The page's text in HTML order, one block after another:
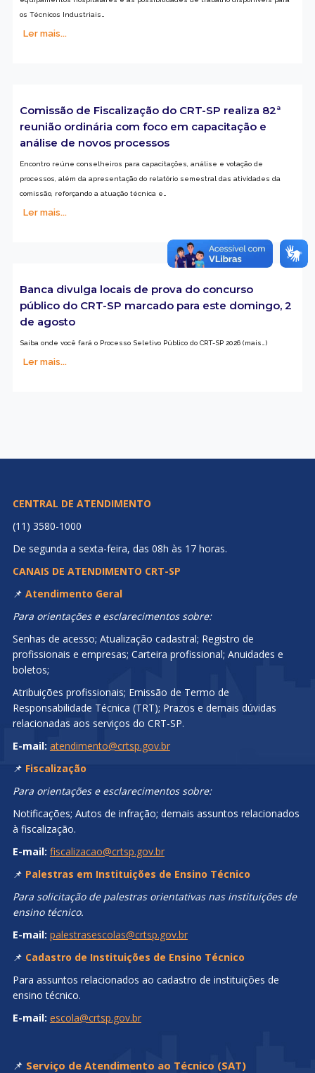
os Técnicos Industriais…
Ler mais...
Comissão de Fiscalização do CRT-SP realiza 82ª
reunião ordinária com foco em capacitação e
análise de novos processos
Encontro reúne conselheiros para capacitações, análise e votação de
processos, além da apresentação do relatório semestral das atividades da
comissão, reforçando a atuação técnica e…
Ler mais...
Banca divulga locais de prova do concurso
público do CRT-SP marcado para este domingo, 2
de agosto
Saiba onde você fará o Processo Seletivo Público do CRT-SP 2026 (mais…)
Ler mais...
CENTRAL DE ATENDIMENTO
(11) 3580-1000
De segunda a sexta-feira, das 08h às 17 horas.
CANAIS DE ATENDIMENTO CRT-SP
📌 Atendimento Geral
Para orientações e esclarecimentos sobre:
Senhas de acesso; Atualização cadastral; Registro de
profissionais e empresas; Carteira profissional; Anuidades e
boletos;
Atribuições profissionais; Emissão de Termo de
Responsabilidade Técnica (TRT); Prazos e demais dúvidas
relacionadas aos serviços do CRT-SP.
E-mail: atendimento@crtsp.gov.br
📌 Fiscalização
Para orientações e esclarecimentos sobre:
Notificações; Autos de infração; demais assuntos relacionados
à fiscalização.
E-mail: fiscalizacao@crtsp.gov.br
📌 Palestras em Instituições de Ensino Técnico
Para solicitação de palestras orientativas nas instituições de
ensino técnico.
E-mail: palestrasescolas@crtsp.gov.br
📌 Cadastro de Instituições de Ensino Técnico
Para assuntos relacionados ao cadastro de instituições de
ensino técnico.
E-mail: escola@crtsp.gov.br
📌 Serviço de Atendimento ao Técnico (SAT)